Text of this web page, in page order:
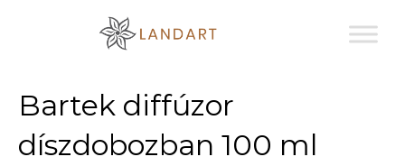
Bartek diffúzor
díszdobozban 100 ml